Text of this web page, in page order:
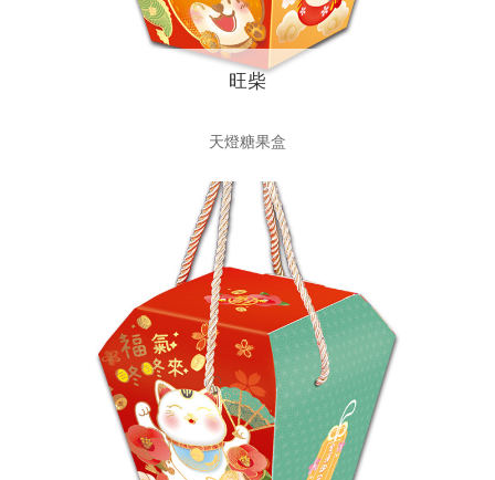
旺柴
天燈糖果盒